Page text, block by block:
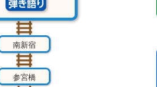
南新宿
参宮橋